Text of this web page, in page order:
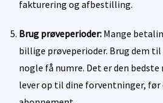
fakturering og afbestilling.
Brug prøveperioder: Mange
billige prøveperioder. Brug dem
nogle få numre. Det er den bedste
lever op til dine forventninger,